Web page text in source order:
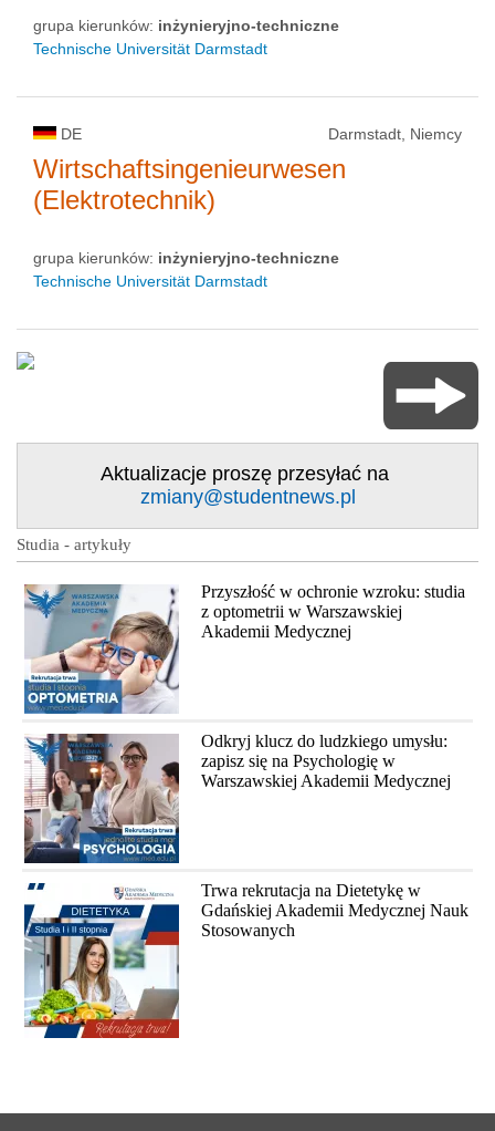
grupa kierunków: inżynieryjno-techniczne
Technische Universität Darmstadt
DE Darmstadt, Niemcy
Wirtschaftsingenieurwesen
(Elektrotechnik)
grupa kierunków: inżynieryjno-techniczne
Technische Universität Darmstadt
Aktualizacje proszę przesyłać na
zmiany@studentnews.pl
Studia - artykuły
Przyszłość w ochronie wzroku: studia
z optometrii w Warszawskiej
Akademii Medycznej
Odkryj klucz do ludzkiego umysłu:
zapisz się na Psychologię w
Warszawskiej Akademii Medycznej
Trwa rekrutacja na Dietetykę w
Gdańskiej Akademii Medycznej Nauk
Stosowanych